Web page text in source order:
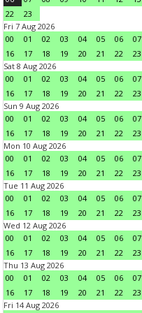
22
23
Fri 7 Aug 2026
00
01 02 03 04 05 06 07
16
17 18 19 20 21 22
23
Sat 8 Aug 2026
00
01 02 03 04 05 06 07
16
17 18 19 20 21 22
23
Sun 9 Aug 2026
00
01 02 03 04 05 06 07
16
17 18 19 20 21 22
23
Mon 10 Aug 2026
00
01 02 03 04 05 06 07
16
17 18 19 20 21 22
23
Tue 11 Aug 2026
00
01 02 03 04 05 06 07
16
17 18 19 20 21 22
23
Wed 12 Aug 2026
00
01 02 03 04 05 06 07
16
17 18 19 20 21 22
23
Thu 13 Aug 2026
00
01 02 03 04 05 06 07
16
17 18 19 20 21 22
23
Fri 14 Aug 2026